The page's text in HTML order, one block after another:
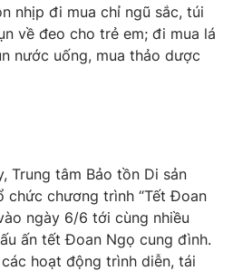
nhịp đi mua chỉ ngũ sắc, túi
về đeo cho trẻ em; đi mua lá
nước uống, mua thảo dược
Trung tâm Bảo tồn Di sản
chức chương trình “Tết Đoan
ngày 6/6 tới cùng nhiều
ấn tết Đoan Ngọ cung đình.
hoạt động trình diễn, tái